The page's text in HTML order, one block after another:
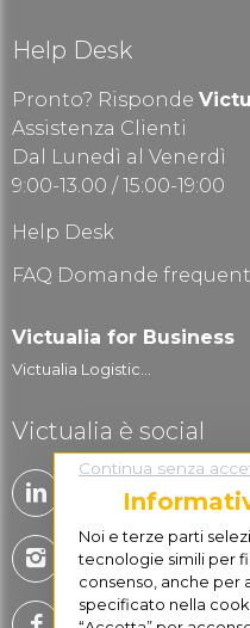
Help Desk
Pronto? Risponde
Assistenza Clienti
Dal Lunedì al Venerdì
9:00-13.00 / 15:00-19:00
Help Desk
FAQ Domande
Victualia for Business
Victualia Logistic...
Victualia è social
Continua senza
Noi e terze parti
tecnologie simili per
consenso, anche per
specificato nella